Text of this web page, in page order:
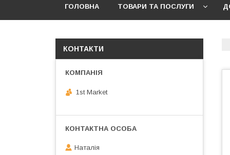
ГОЛОВНА ТОВАРИ ТА ПОСЛУГИ
КОНТАКТИ
1st Market
Наталія